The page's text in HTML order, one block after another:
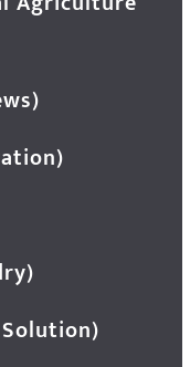
Solution)